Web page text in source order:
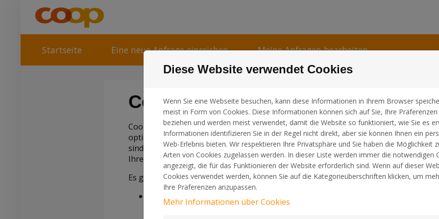
Startseite Eine neue Anfrage einreichen Meine Anfragen bearbeiten
Cookies
Coop verwendet Cookies, um mehr über die Besucherpräferenzen zu erfahren und
optimieren. Dies vereinfacht die Navigation und hilft, eine benutzerfreundliche
sind nützlich, um zu überprüfen, ob Ihr Computer bisher unsere Seite besucht hat.
Ihrem Computer gespeichert sind, werden identifiziert.
Es gibt zwei Arten von Cookies:
Das eine Cookie speichert Ihre Sprachpräferenzen, damit diese Seite bei
in der richtigen Sprache angezeigt werden kann. Dieses läuft automatisch 180
Diese Website verwendet Cookies
Wenn Sie eine Webseite besuchen, kann diese Informationen in Ihrem Browser
meist in Form von Cookies. Diese Informationen können sich auf Sie, Ihre
beziehen und werden meist verwendet, damit die Website so funktioniert, wie Sie es
Informationen identifizieren Sie in der Regel nicht direkt, aber sie können Ihnen ein
Web-Erlebnis bieten. Wir respektieren Ihre Privatsphäre und Sie haben die Möglichkeit
Arten von Cookies zugelassen werden. In dieser Liste werden immer die notwendigen
angezeigt, die für das Funktionieren der Website erforderlich sind. Wenn auf dieser
Cookies verwendet werden, können Sie auf die Kategorieüberschriften klicken, um
Ihre Präferenzen anzupassen.
Mehr Informationen über Cookies